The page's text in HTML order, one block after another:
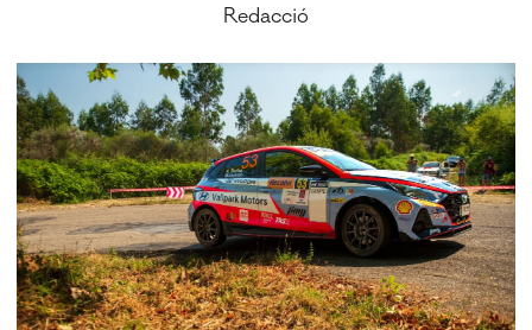
Redacció